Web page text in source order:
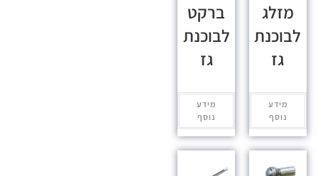
מזלג
לבוכנת
גז
מידע
נוסף
ברקט
לבוכנת
גז
מידע
נוסף